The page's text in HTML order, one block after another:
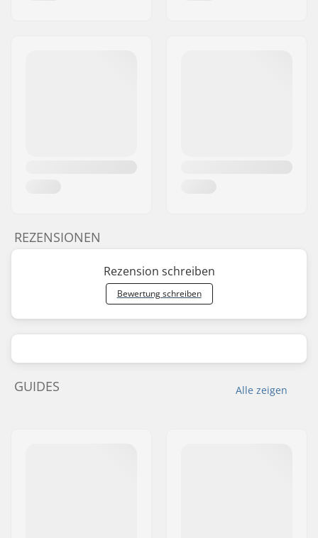
REZENSIONEN
Rezension schreiben
Bewertung schreiben
Alle zeigen
GUIDES